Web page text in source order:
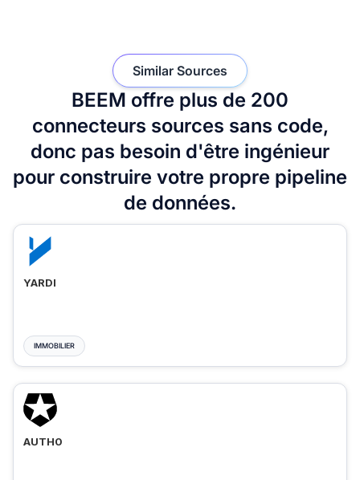
BEEM offre plus de 200
connecteurs sources sans code,
donc pas besoin d'être ingénieur
pour construire votre propre pipeline
de données.
Similar Sources
YARDI
IMMOBILIER
AUTH0